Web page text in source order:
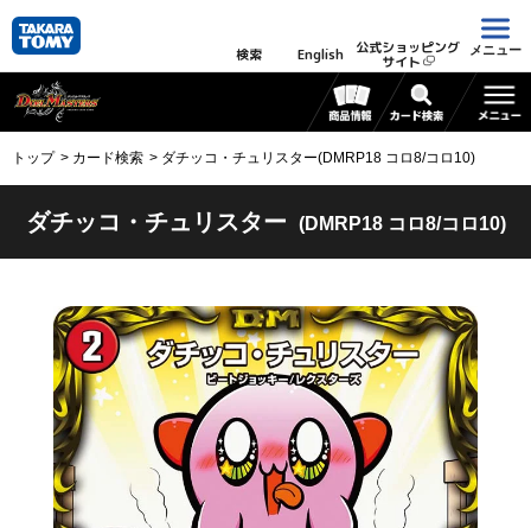
検索 English 公式ショッピング
サイト
メニュー
トップ カード検索 ダチッコ・チュリスター(DMRP18 コロ8/コロ10)
ダチッコ・チュリスター (DMRP18 コロ8/コロ10)